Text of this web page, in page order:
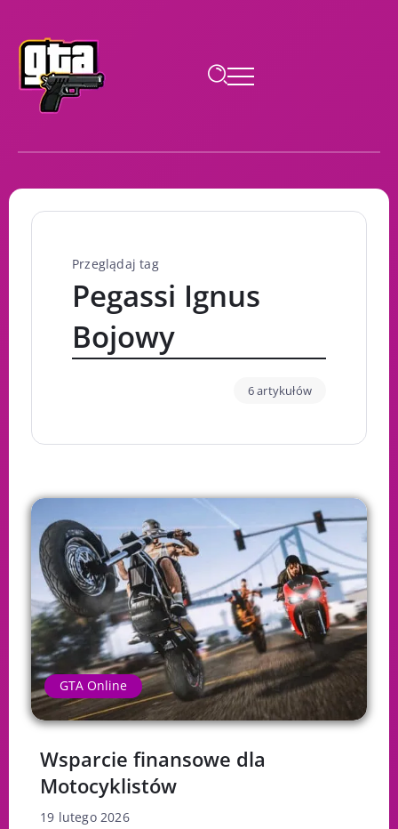
Przeglądaj tag
Pegassi Ignus
Bojowy
6 artykułów
GTA Online
Wsparcie finansowe dla
Motocyklistów
19 lutego 2026